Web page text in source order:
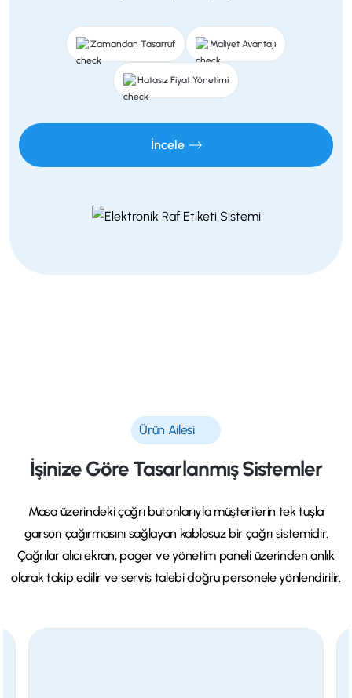
Zamandan Tasarruf Maliyet Avantajı
Hatasız Fiyat Yönetimi
İncele
Ürün Ailesi
İşinize Göre Tasarlanmış Sistemler
Masa üzerindeki çağrı butonlarıyla müşterilerin tek tuşla
garson çağırmasını sağlayan kablosuz bir çağrı sistemidir.
Çağrılar alıcı ekran, pager ve yönetim paneli üzerinden anlık
olarak takip edilir ve servis talebi doğru personele yönlendirilir.